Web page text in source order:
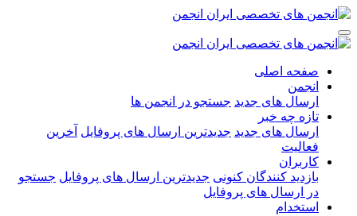
صفحه اصلی
انجمن
ارسال های جدید جستجو در انجمن ها
تازه چه خبر
ارسال های جدید جدیدترین ارسال های پروفایل آخرین
فعالیت
کاربران
بازدید کنندگان کنونی جدیدترین ارسال های پروفایل جستجو
در ارسال های پروفایل
استخدام